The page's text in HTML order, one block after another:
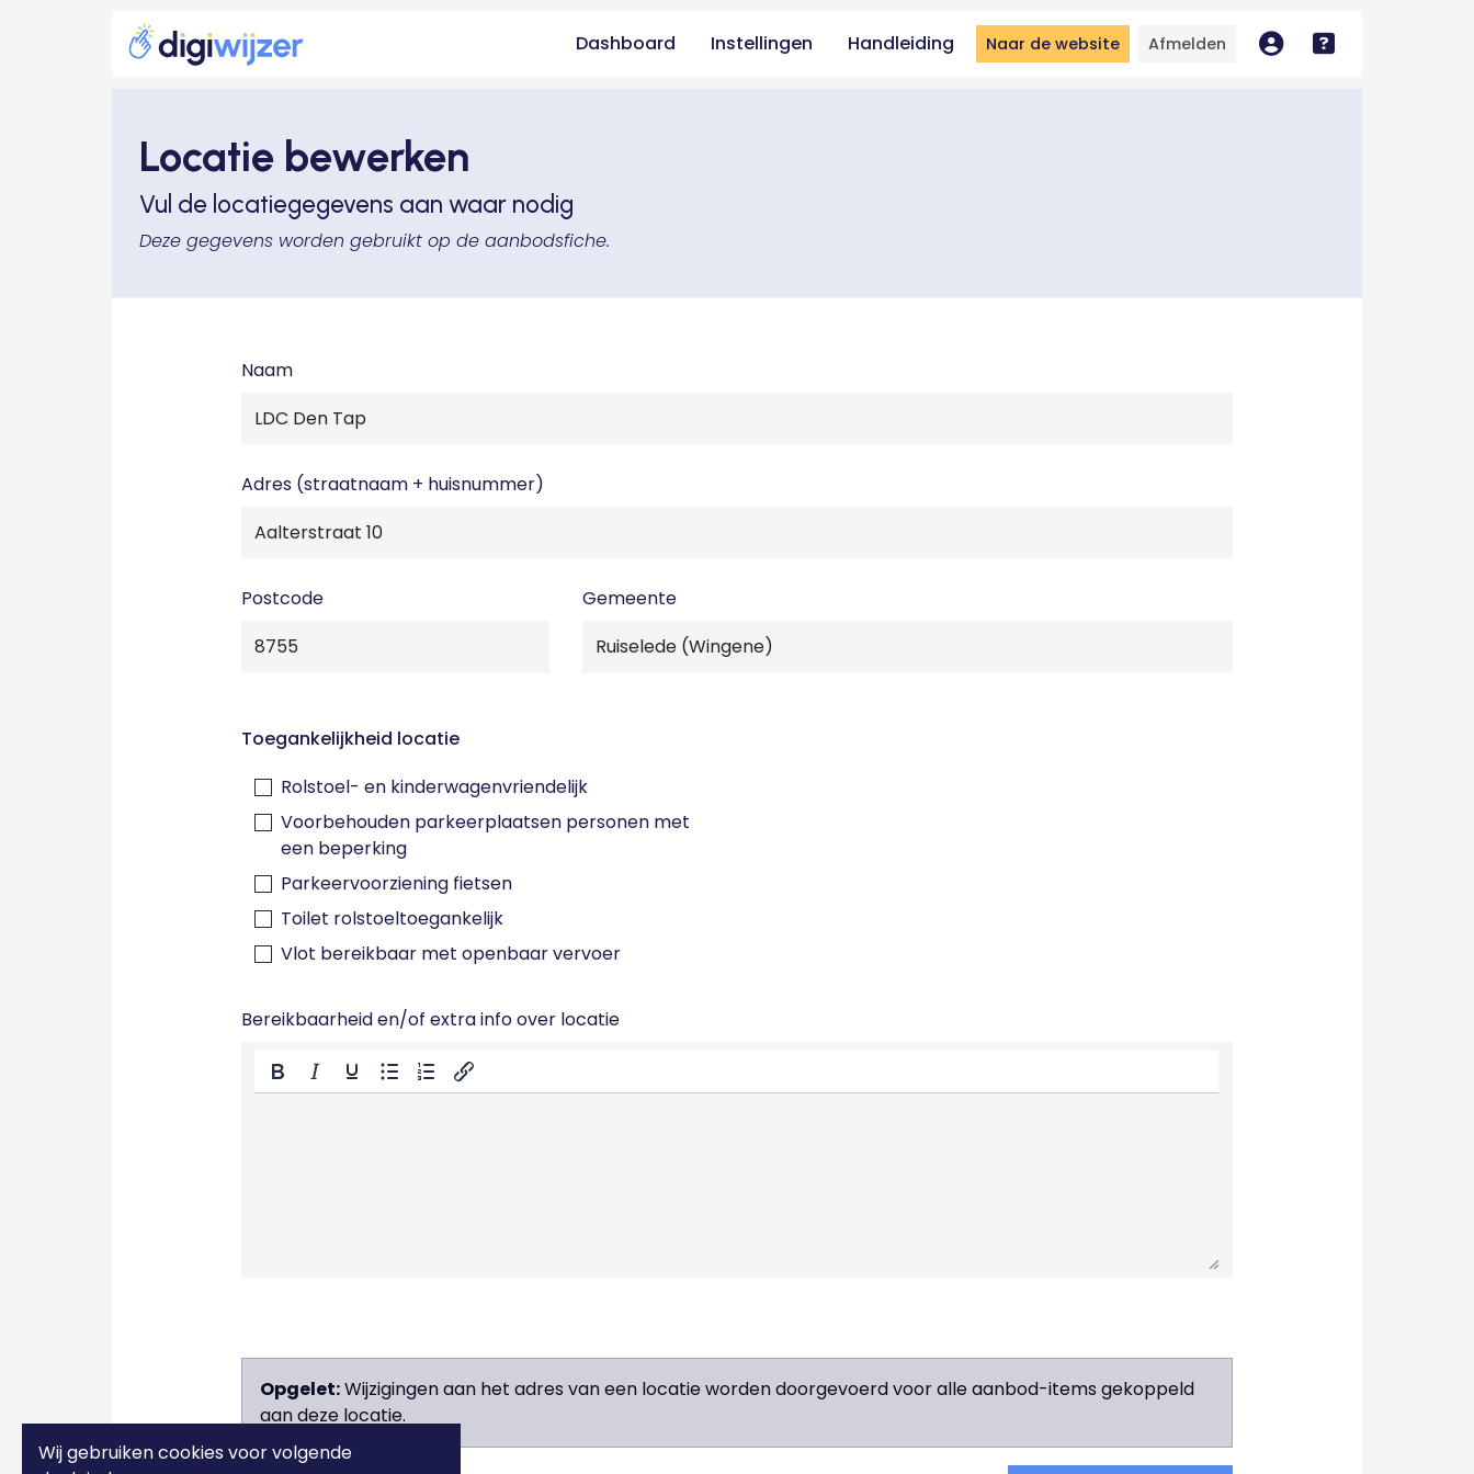
Dashboard Instellingen Handleiding Naar de website Afmelden Mijn account
Bekijk
Locatie bewerken
Vul de locatiegegevens aan waar nodig
Deze gegevens worden gebruikt op de aanbodsfiche.
Naam
Adres (straatnaam + huisnummer)
Postcode Gemeente
Toegankelijkheid locatie
Rolstoel- en kinderwagenvriendelijk
Voorbehouden parkeerplaatsen personen met
een beperking
Parkeervoorziening fietsen
Toilet rolstoeltoegankelijk
Vlot bereikbaar met openbaar vervoer
Bereikbaarheid en/of extra info over locatie
Opgelet:Wijzigingen aan het adres van een locatie worden doorgevoerd voor alle aanbod-items gekoppeld
aan deze locatie.
Wij gebruiken cookies voor volgende